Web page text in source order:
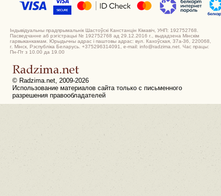
Індывідуальны прадпрымальнік Шастоўскі Канстанцін Кімавіч, УНП: 192752768.
Пасведчанне аб рэгістрацыі № 192752768 ад 29.12.2016 г., выдадзена Мінскім
гарвыканкамам. Юрыдычны адрас і паштовы адрас: вул. Кахоўская, 37а-36, 220068,
г. Мінск, Рэспубліка Беларусь. +375296314091, e-mail: info@radzima.net. Час працы:
Пн-Пт з 10.00 да 19.00
© Radzima.net, 2009-2026
Использование материалов сайта только с письменного
разрешения правообладателей